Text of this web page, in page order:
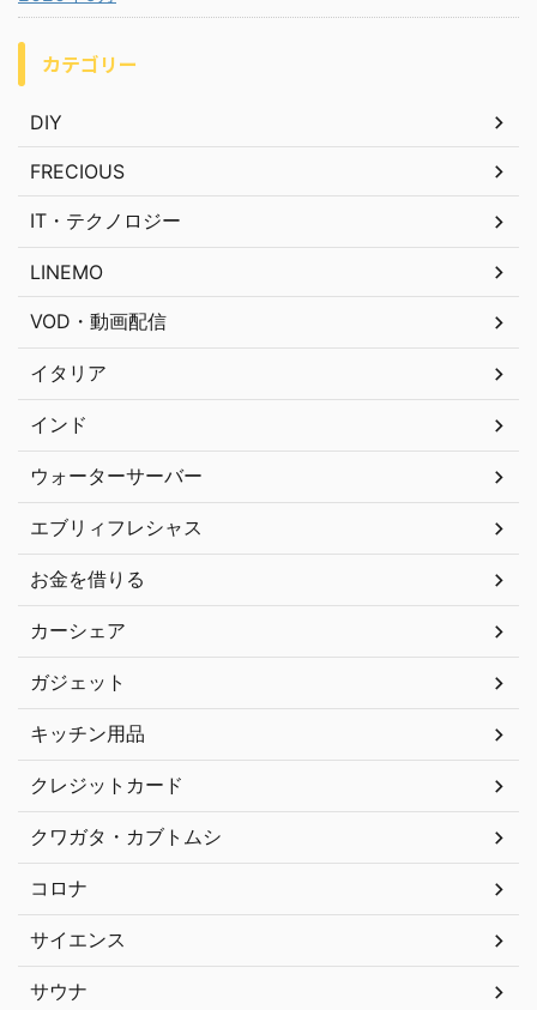
カテゴリー
DIY
FRECIOUS
IT・テクノロジー
LINEMO
VOD・動画配信
イタリア
インド
ウォーターサーバー
エブリィフレシャス
お金を借りる
カーシェア
ガジェット
キッチン用品
クレジットカード
クワガタ・カブトムシ
コロナ
サイエンス
サウナ